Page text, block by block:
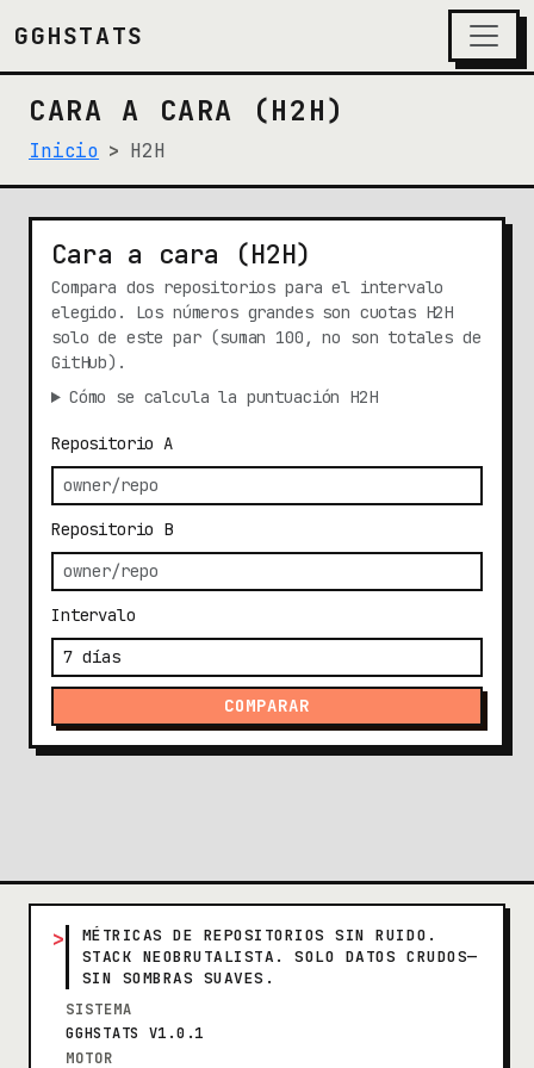
GGHSTATS
CARA A CARA (H2H)
Inicio H2H
Cara a cara (H2H)
Compara dos repositorios para el intervalo
elegido. Los números grandes son cuotas H2H
solo de este par (suman 100, no son totales de
GitHub).
Cómo se calcula la puntuación H2H
Repositorio A
Repositorio B
Intervalo
COMPARAR
>
MÉTRICAS DE REPOSITORIOS SIN RUIDO.
STACK NEOBRUTALISTA. SOLO DATOS CRUDOS—
SIN SOMBRAS SUAVES.
SISTEMA
GGHSTATS V1.0.1
MOTOR